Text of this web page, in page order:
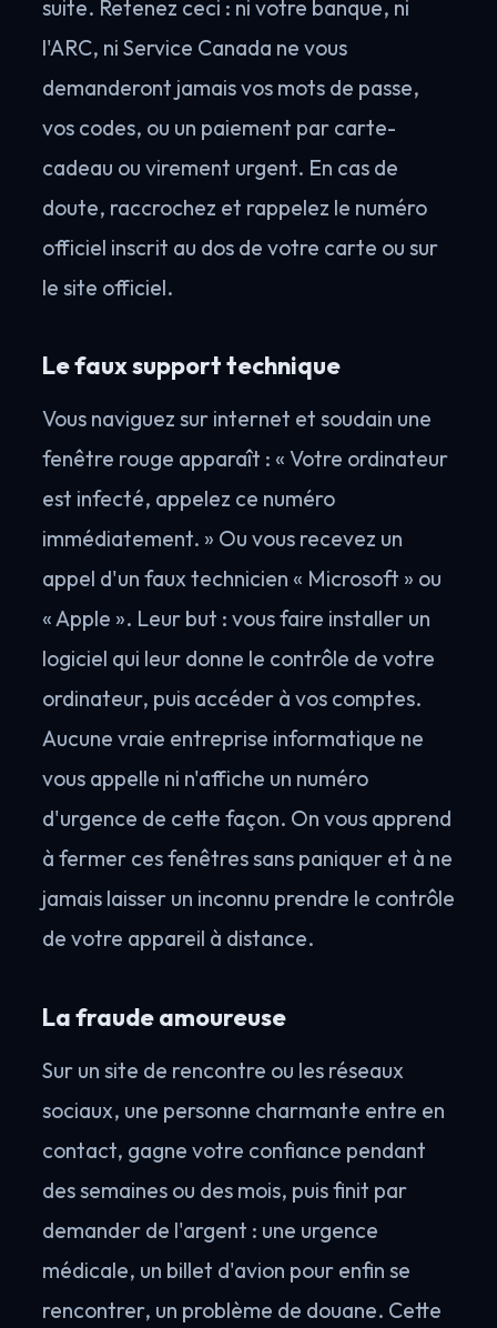
suite. Retenez ceci : ni votre banque, ni
l'ARC, ni Service Canada ne vous
demanderont jamais vos mots de passe,
vos codes, ou un paiement par carte-
cadeau ou virement urgent. En cas de
doute, raccrochez et rappelez le numéro
officiel inscrit au dos de votre carte ou sur
le site officiel.
Le faux support technique
Vous naviguez sur internet et soudain une
fenêtre rouge apparaît : « Votre ordinateur
est infecté, appelez ce numéro
immédiatement. » Ou vous recevez un
appel d'un faux technicien « Microsoft » ou
« Apple ». Leur but : vous faire installer un
logiciel qui leur donne le contrôle de votre
ordinateur, puis accéder à vos comptes.
Aucune vraie entreprise informatique ne
vous appelle ni n'affiche un numéro
d'urgence de cette façon. On vous apprend
à fermer ces fenêtres sans paniquer et à ne
jamais laisser un inconnu prendre le contrôle
de votre appareil à distance.
La fraude amoureuse
Sur un site de rencontre ou les réseaux
sociaux, une personne charmante entre en
contact, gagne votre confiance pendant
des semaines ou des mois, puis finit par
demander de l'argent : une urgence
médicale, un billet d'avion pour enfin se
rencontrer, un problème de douane. Cette